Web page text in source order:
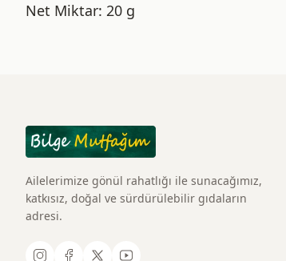
Net Miktar: 20 g
Ailelerimize gönül rahatlığı ile sunacağımız,
katkısız, doğal ve sürdürülebilir gıdaların
adresi.